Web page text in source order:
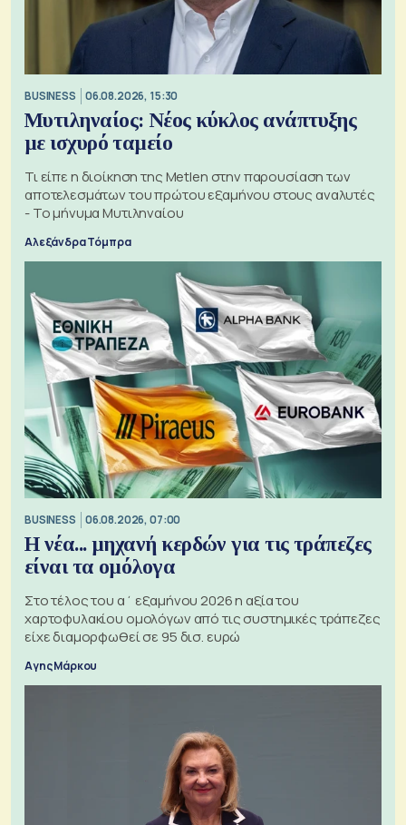
BUSINESS 06.08.2026, 15:30
Μυτιληναίος: Νέος κύκλος ανάπτυξης
με ισχυρό ταμείο
Τι είπε η διοίκηση της Metlen στην παρουσίαση των
αποτελεσμάτων του πρώτου εξαμήνου στους αναλυτές
- Το μήνυμα Μυτιληναίου
Αλεξάνδρα Τόμπρα
BUSINESS 06.08.2026, 07:00
Η νέα... μηχανή κερδών για τις τράπεζες
είναι τα ομόλογα
Στο τέλος του α΄ εξαμήνου 2026 η αξία του
χαρτοφυλακίου ομολόγων από τις συστημικές τράπεζες
είχε διαμορφωθεί σε 95 δισ. ευρώ
Αγης Μάρκου